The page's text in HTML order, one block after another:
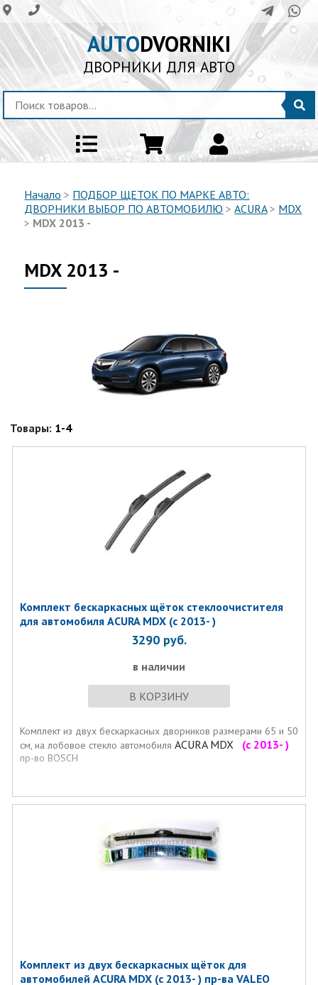
AUTODVORNIKI
ДВОРНИКИ ДЛЯ АВТО
Начало > ПОДБОР ЩЕТОК ПО МАРКЕ АВТО:
ДВОРНИКИ ВЫБОР ПО АВТОМОБИЛЮ >ACURA> MDX
> MDX 2013 -
MDX 2013 -
Товары: 1-4
Комплект бескаркасных щёток стеклоочистителя
для автомобиля ACURA MDX (с 2013- )
3290 руб.
в наличии
В КОРЗИНУ
Комплект из двух бескаркасных дворников размерами 65 и 50
см, на лобовое стекло автомобиля ACURA MDX (с 2013- )
пр-во BOSCH
Комплект из двух бескаркасных щёток для
автомобилей ACURA MDX (с 2013- ) пр-ва VALEO